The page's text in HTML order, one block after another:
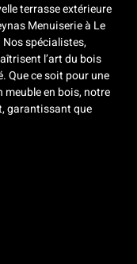
terrasse extérieure
Menuiserie à Le
spécialistes,
l’art du bois
ce soit pour une
meuble en bois, notre
garantissant que